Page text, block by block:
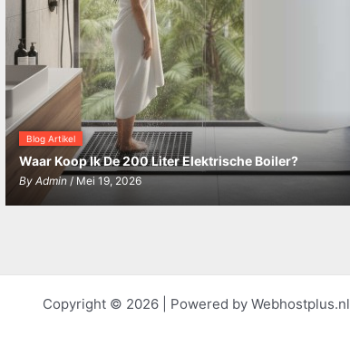
Blog Artikel
Waar Koop Ik De 200 Liter Elektrische Boiler?
By Admin/ Mei 19, 2026
Copyright © 2026 | Powered by Webhostplus.nl